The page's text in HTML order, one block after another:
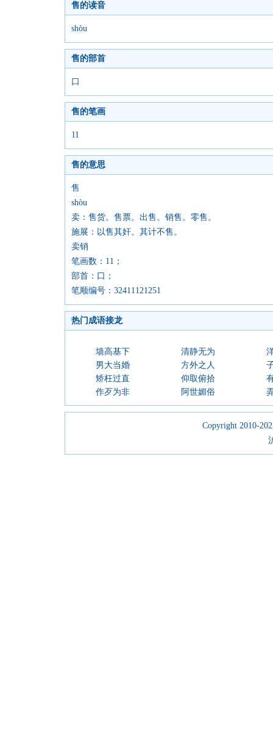
售的读音
shòu
售的部首
口
售的笔画
11
售的意思
售
shòu
卖：售货。售票。出售。销售。零售。
施展：以售其奸。其计不售。
卖销
笔画数：11；
部首：口；
笔顺编号：32411121251
热门成语接龙
墙高基下 清静无为
男大当婚
方外之人
矫枉过直
仰取俯拾
作歹为非
阿世媚俗
Copyright 2010-